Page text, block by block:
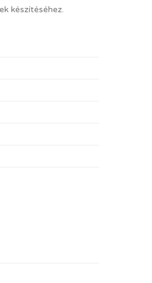
készítéséhez.